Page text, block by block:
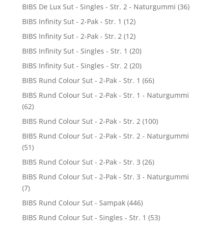
BIBS De Lux Sut - Singles - Str. 2 - Naturgummi (36)
BIBS Infinity Sut - 2-Pak - Str. 1 (12)
BIBS Infinity Sut - 2-Pak - Str. 2 (12)
BIBS Infinity Sut - Singles - Str. 1 (20)
BIBS Infinity Sut - Singles - Str. 2 (20)
BIBS Rund Colour Sut - 2-Pak - Str. 1 (66)
BIBS Rund Colour Sut - 2-Pak - Str. 1 - Naturgummi
(62)
BIBS Rund Colour Sut - 2-Pak - Str. 2 (100)
BIBS Rund Colour Sut - 2-Pak - Str. 2 - Naturgummi
(51)
BIBS Rund Colour Sut - 2-Pak - Str. 3 (26)
BIBS Rund Colour Sut - 2-Pak - Str. 3 - Naturgummi
(7)
BIBS Rund Colour Sut - Sampak (446)
BIBS Rund Colour Sut - Singles - Str. 1 (53)